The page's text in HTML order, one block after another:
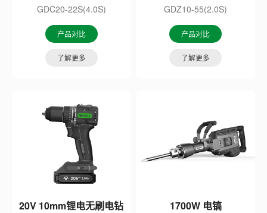
GDC20-22S(4.0S)
产品对比
了解更多
GDZ10-55(2.0S)
产品对比
了解更多
20V 10mm锂电无刷电钻 1700W 电镐